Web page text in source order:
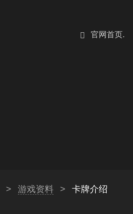
官网首页.
> 游戏资料 > 卡牌介绍